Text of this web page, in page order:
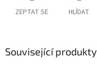
ZEPTAT SE HLÍDAT
Související produkty